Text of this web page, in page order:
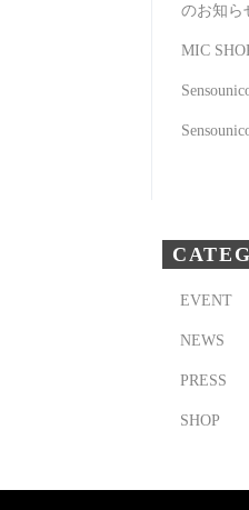
のお知ら
MIC
EVENT
NEWS
PRESS
SHOP